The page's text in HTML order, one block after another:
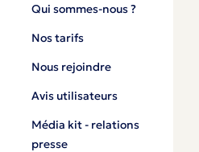
Qui sommes-nous ?
Nos tarifs
Nous rejoindre
Avis utilisateurs
Média kit - relations
presse